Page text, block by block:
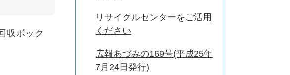
収ボック
リサイクルセンターをご活用
ください
広報あづみの169号(平成25年
7月24日発行)